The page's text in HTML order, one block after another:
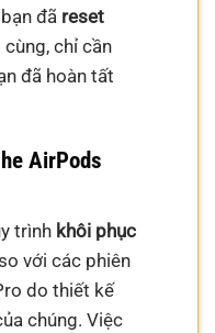
đã reset
chỉ cần
đã hoàn tất
AirPods
trình khôi phục
với các phiên
do thiết kế
chúng. Việc